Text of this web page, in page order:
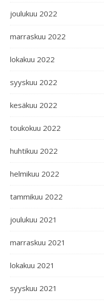
joulukuu 2022
marraskuu 2022
lokakuu 2022
syyskuu 2022
kesäkuu 2022
toukokuu 2022
huhtikuu 2022
helmikuu 2022
tammikuu 2022
joulukuu 2021
marraskuu 2021
lokakuu 2021
syyskuu 2021